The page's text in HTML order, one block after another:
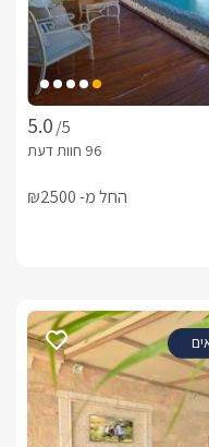
/5
החל מ- ₪2500